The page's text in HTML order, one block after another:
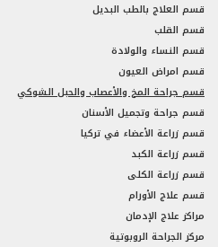
قسم العلاج بالطب البديل
قسم القلب
قسم النساء والولادة
قسم امراض العيون
قسم جراحة المخ والأعصاب والحبل الشوكي
قسم جراحة وتجميل الأسنان
قسم زراعة الأعضاء في تركيا
قسم زراعة الكبد
قسم زراعة الكلى
قسم علاج الأورام
مراكز علاج الإدمان
مركز الجراحة الروبوتية